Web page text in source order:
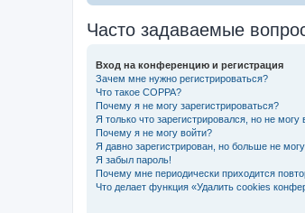
Часто задаваемые
Вход на конференцию и регистрация
Зачем мне нужно регистрироваться?
Что такое COPPA?
Почему я не могу зарегистрироваться?
Я только что зарегистрировался, но не могу
Почему я не могу войти?
Я давно зарегистрирован, но больше не
Я забыл пароль!
Почему мне периодически приходится
Что делает функция «Удалить cookies